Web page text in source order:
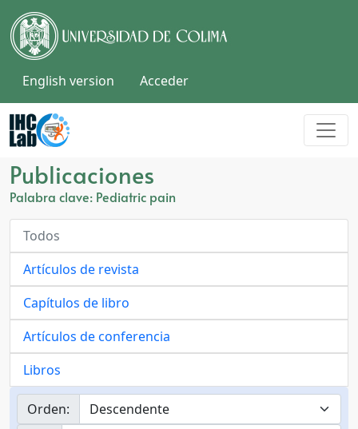
English version Acceder
Publicaciones
Palabra clave: Pediatric pain
Todos
Artículos de revista
Capítulos de libro
Artículos de conferencia
Libros
Orden: